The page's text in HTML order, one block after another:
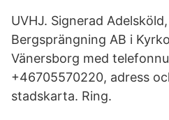
UVHJ. Signerad
Bergsprängning AB i
Vänersborg med
+46705570220, adress
stadskarta. Ring.